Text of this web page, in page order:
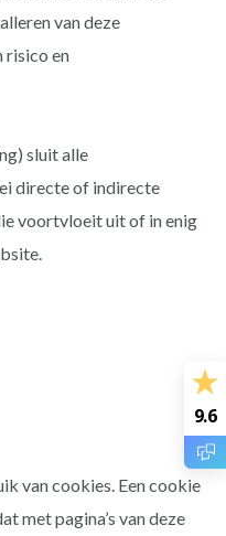
van deze
risico en
sluit alle
directe of indirecte
voortvloeit uit of in enig
van cookies. Een cookie
met pagina’s van deze
9.6